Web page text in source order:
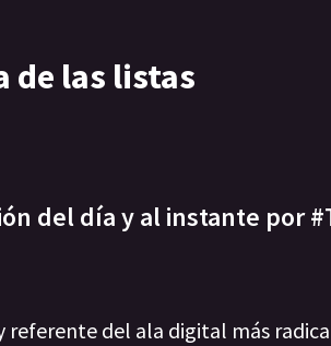
de las listas
del día y al instante por
referente del ala digital más